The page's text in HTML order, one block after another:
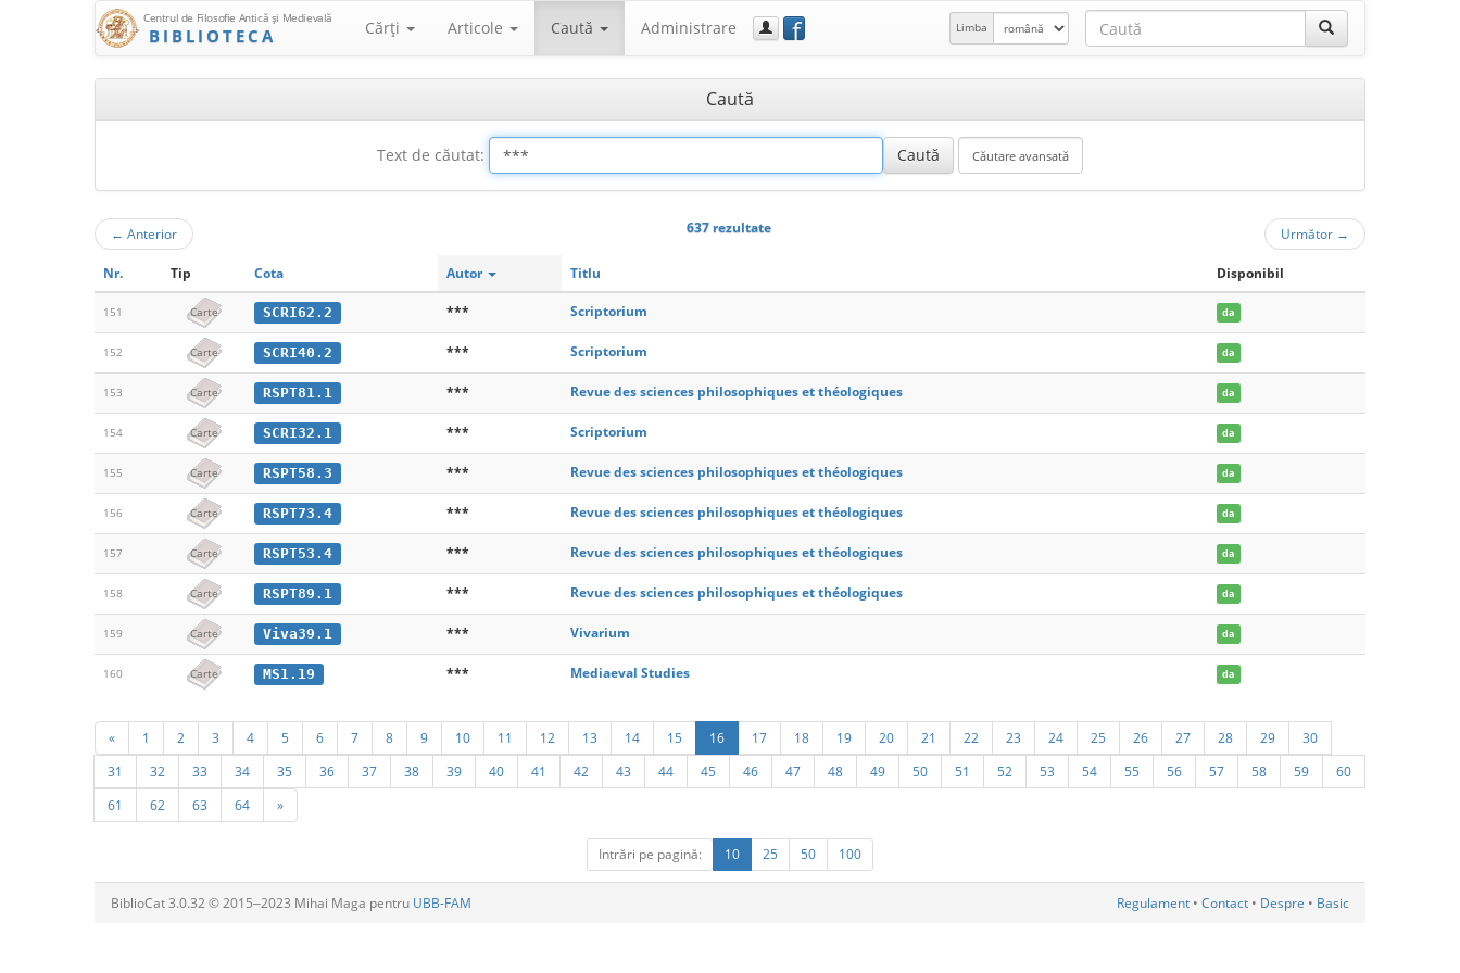
Centrul de Filosofie Antică şi Medievală
BIBLIOTECA Cărţi Articole Caută Administrare f Limba
Caută
Text de căutat:
← Anterior 637 rezultate Următor →
Nr. Tip Cota Autor Titlu Disponibil
151 Carte SCRI62.2 *** Scriptorium da
152 Carte SCRI40.2 *** Scriptorium da
153 Carte RSPT81.1 *** Revue des sciences philosophiques et théologiques da
154 Carte SCRI32.1 *** Scriptorium da
155 Carte RSPT58.3 *** Revue des sciences philosophiques et théologiques da
156 Carte RSPT73.4 *** Revue des sciences philosophiques et théologiques da
157 Carte RSPT53.4 *** Revue des sciences philosophiques et théologiques da
158 Carte RSPT89.1 *** Revue des sciences philosophiques et théologiques da
159 Carte Viva39.1 *** Vivarium da
160 Carte MS1.19 *** Mediaeval Studies da
« 1 2 3 4 5 6 7 8 9 10 11 12 13 14 15 16 17 18 19 20 21 22 23 24 25 26 27 28 29
30
31
32 33 34 35 36 37 38 39 40 41 42 43 44 45 46 47 48 49 50 51 52 53 54 55 56 57 58 59
60
61
62 63 64 »
Intrări pe pagină: 10 25 50 100
BiblioCat 3.0.32 © 2015‒2023 Mihai Maga pentru UBB-FAM Regulament • Contact • Despre • Basic